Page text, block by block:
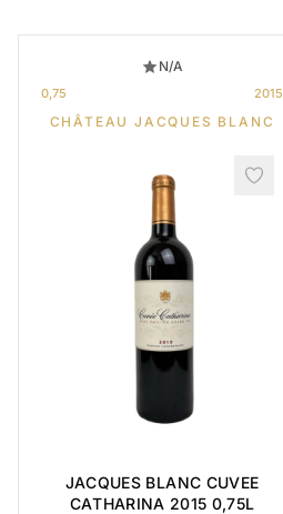
N/A
0,75 2015
CHÂTEAU JACQUES BLANC
JACQUES BLANC CUVEE
CATHARINA 2015 0,75L